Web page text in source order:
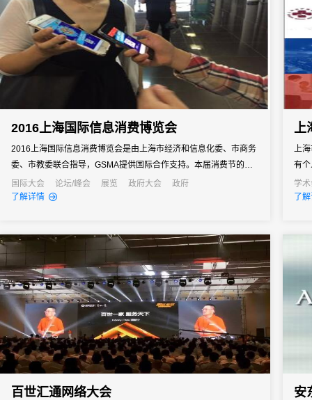
2016上海国际信息消费博览会
2016上海国际信息消费博览会是由上海市经济和信息化委、市商务
委、市教委联合指导，GSMA提供国际合作支持。本届消费节的主
题拟定为"智能互联、智慧生活"，包括视听节目、两场主题展览、三
个高峰论坛、四大综合性活动等。
国际大会 论坛/峰会 展览 政府大会
政府
了解详情
上
上
有
工
办
学
了
百世汇通网络大会 安